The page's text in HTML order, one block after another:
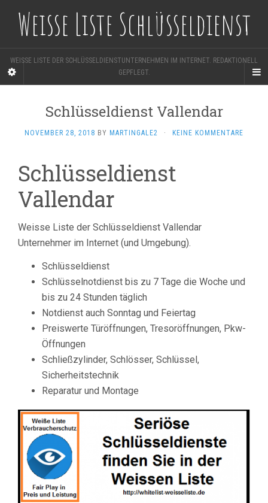
Weisse Liste Schlüsseldienst
WEISSE LISTE DER SCHLÜSSELDIENSTUNTERNEHMEN IM INTERNET. REDAKTIONELL
GEPFLEGT.
Schlüsseldienst Vallendar
NOVEMBER 28, 2018 BY MARTINGALE2 · KEINE KOMMENTARE
Schlüsseldienst
Vallendar
Weisse Liste der Schlüsseldienst Vallendar
Unternehmer im Internet (und Umgebung).
Schlüsseldienst
Schlüsselnotdienst bis zu 7 Tage die Woche und
bis zu 24 Stunden täglich
Notdienst auch Sonntag und Feiertag
Preiswerte Türöffnungen, Tresoröffnungen, Pkw-
Öffnungen
Schließzylinder, Schlösser, Schlüssel,
Sicherheitstechnik
Reparatur und Montage